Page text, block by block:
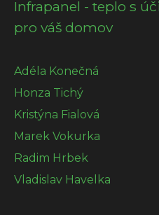
Infrapanel - teplo s
pro váš domov
Adéla Konečná
Honza Tichý
Kristýna Fialová
Marek Vokurka
Radim Hrbek
Vladislav Havelka